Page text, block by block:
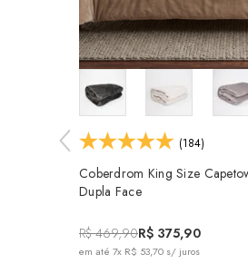
(184)
Coberdrom King Size
Dupla Face
R$ 469,90R$ 375,90
em até 7x R$ 53,70 s/ juros